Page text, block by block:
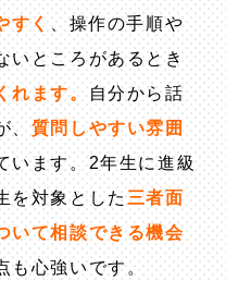
すく 、操作の手順や
いところがあるとき
れます。
自分から話
、 質問しやすい雰囲
います。2年生に進級
を対象とした 三者面
いて相談できる機会
も心強いです。